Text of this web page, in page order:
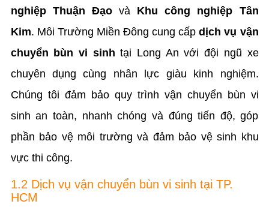
nghiệp Thuận Đạovà Khu công nghiệp Tân
Kim. Môi Trường Miền Đông cung cấpdịch vụ vận
chuyển bùn vi sinh tại Long An với đội ngũ xe
chuyên dụng cùng nhân lực giàu kinh nghiệm.
Chúng tôi đảm bảo quy trình vận chuyển bùn vi
sinh an toàn, nhanh chóng và đúng tiến độ, góp
phần bảo vệ môi trường và đảm bảo vệ sinh khu
vực thi công.
1.2 Dịch vụ vận chuyển bùn vi sinh tại TP.
HCM